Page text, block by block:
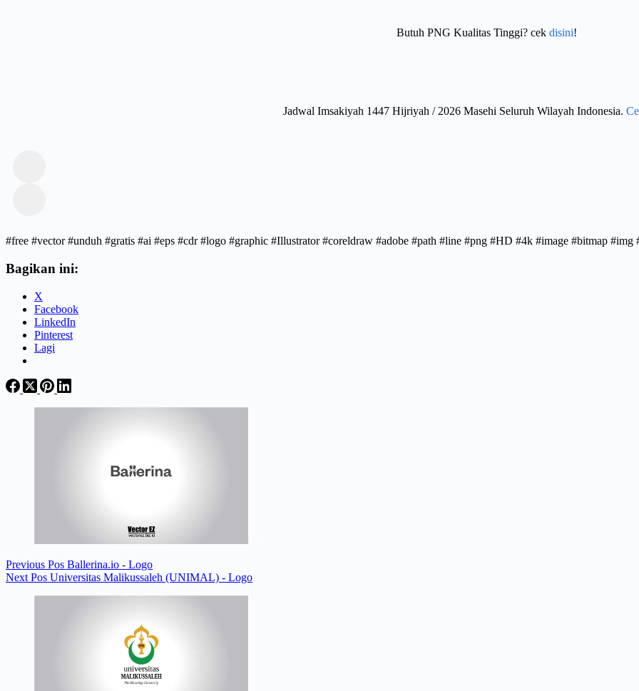
Butuh PNG Kualitas Tinggi? cek disini!
Jadwal Imsakiyah 1447 Hijriyah / 2026 Masehi Seluruh Wilayah Indonesia.
#free #vector #unduh #gratis #ai #eps #cdr #logo #graphic #Illustrator #coreldraw #adobe #path #line #png #HD #4k #image #bitmap
Bagikan ini:
X
Facebook
LinkedIn
Pinterest
Lagi
Previous Pos Ballerina.io - Logo
Next Pos Universitas Malikussaleh (UNIMAL) - Logo